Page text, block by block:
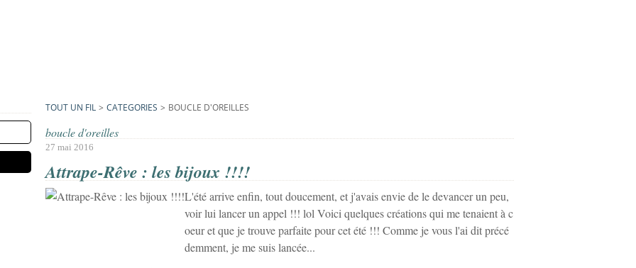
TOUT UN FIL > CATEGORIES > BOUCLE D'OREILLES
boucle d'oreilles
27 mai 2016
Attrape-Rêve : les bijoux !!!!
L'été arrive enfin, tout doucement, et j'avais envie de le devancer un peu,
voir lui lancer un appel !!! lol Voici quelques créations qui me tenaient à c
oeur et que je trouve parfaite pour cet été !!! Comme je vous l'ai dit précé
demment, je me suis lancée...